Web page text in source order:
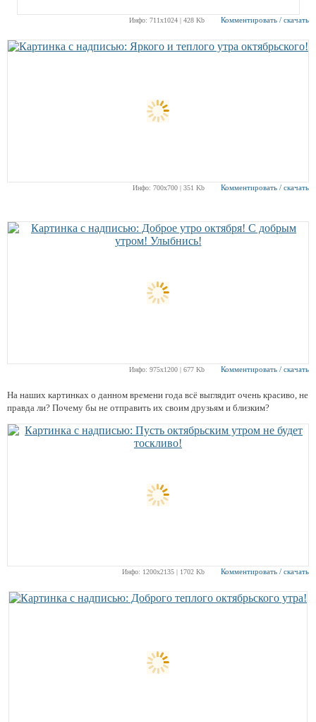
Инфо: 711х1024 | 428 Kb Комментировать / скачать
Инфо: 700х700 | 351 Kb Комментировать / скачать
Инфо: 975х1200 | 677 Kb Комментировать / скачать
На наших картинках о данном времени года всё выглядит очень красиво, не
правда ли? Почему бы не отправить их своим друзьям и близким?
Инфо: 1200х2135 | 1702 Kb Комментировать / скачать